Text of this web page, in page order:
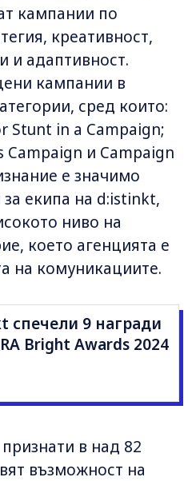
кампании по
креативност,
и адаптивност.
кампании в
сред които:
Stunt in a Campaign;
Campaign и Campaign
е значимо
за екипа на d:istinkt,
ниво на
което агенцията е
на комуникациите.
спечели 9 награди
Bright Awards 2024
в над 82
възможност на